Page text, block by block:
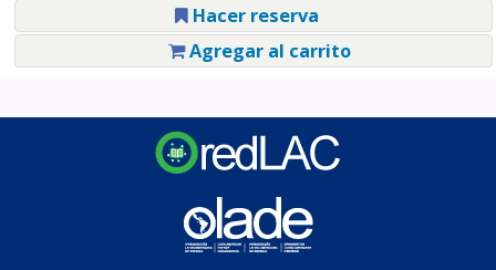
Hacer reserva
Agregar al carrito